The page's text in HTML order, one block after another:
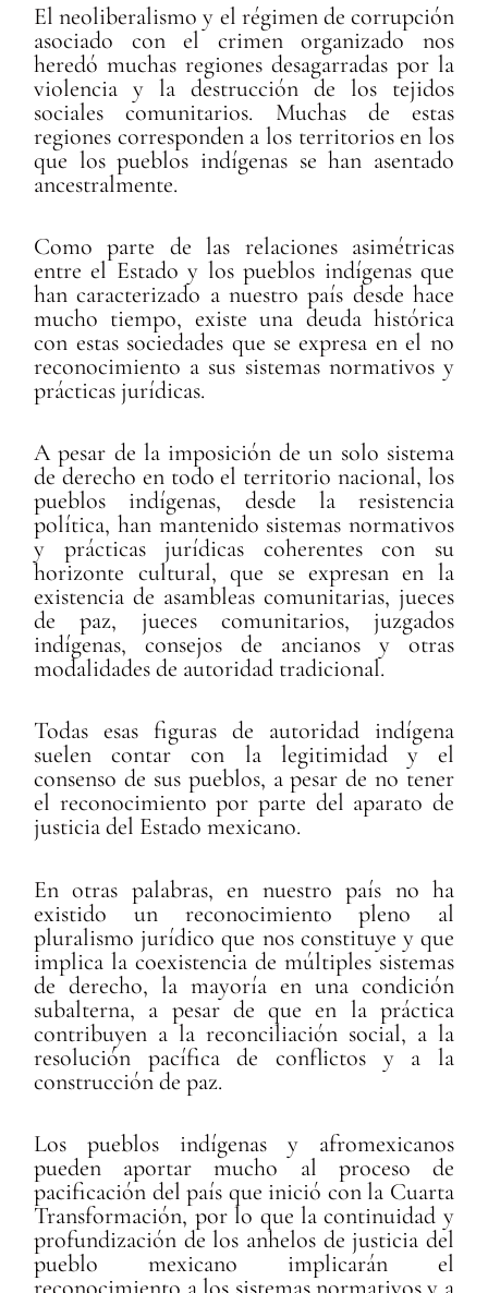
El neoliberalismo y el régimen de corrupción
asociado con el crimen organizado nos
heredó muchas regiones desagarradas por la
violencia y la destrucción de los tejidos
sociales comunitarios. Muchas de estas
regiones corresponden a los territorios en los
que los pueblos indígenas se han asentado
ancestralmente.
Como parte de las relaciones asimétricas
entre el Estado y los pueblos indígenas que
han caracterizado a nuestro país desde hace
mucho tiempo, existe una deuda histórica
con estas sociedades que se expresa en el no
reconocimiento a sus sistemas normativos y
prácticas jurídicas.
A pesar de la imposición de un solo sistema
de derecho en todo el territorio nacional, los
pueblos indígenas, desde la resistencia
política, han mantenido sistemas normativos
y prácticas jurídicas coherentes con su
horizonte cultural, que se expresan en la
existencia de asambleas comunitarias, jueces
de paz, jueces comunitarios, juzgados
indígenas, consejos de ancianos y otras
modalidades de autoridad tradicional.
Todas esas figuras de autoridad indígena
suelen contar con la legitimidad y el
consenso de sus pueblos, a pesar de no tener
el reconocimiento por parte del aparato de
justicia del Estado mexicano.
En otras palabras, en nuestro país no ha
existido un reconocimiento pleno al
pluralismo jurídico que nos constituye y que
implica la coexistencia de múltiples sistemas
de derecho, la mayoría en una condición
subalterna, a pesar de que en la práctica
contribuyen a la reconciliación social, a la
resolución pacífica de conflictos y a la
construcción de paz.
Los pueblos indígenas y afromexicanos
pueden aportar mucho al proceso de
pacificación del país que inició con la Cuarta
Transformación, por lo que la continuidad y
profundización de los anhelos de justicia del
pueblo mexicano implicarán el
reconocimiento a los sistemas normativos y a